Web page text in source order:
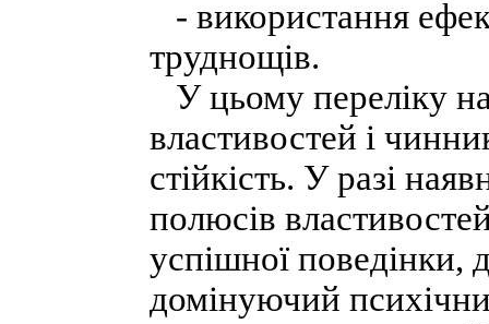
- використання
труднощів.
У цьому переліку
властивостей і
стійкість. У разі
полюсів
успішної поведінки,
домінуючий